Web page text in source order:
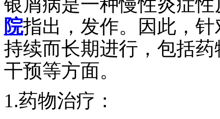
院指出，发作。因此，
持续而长期进行，包括
干预等方面。
1.药物治疗：